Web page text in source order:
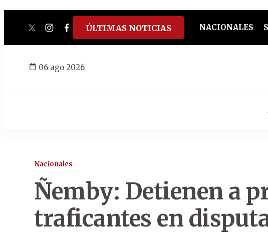
twitterinstagram
facebook
tiktokyoutube
spotify
ÚLTIMAS NOTICIAS NACIONALES
06 ago 2026
Nacionales
Ñemby: Detienen a
traficantes en